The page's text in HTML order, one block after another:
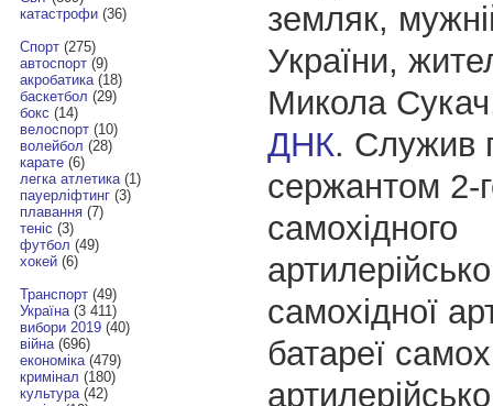
катастрофи(36)
Спорт(275)
автоспорт(9)
акробатика(18)
баскетбол (29)
бокс (14)
велоспорт(10)
волейбол (28)
карате(6)
легка атлетика(1)
пауерліфтинг(3)
плавання(7)
теніс (3)
футбол (49)
хокей(6)
Транспорт(49)
Україна(3 411)
вибори 2019(40)
війна(696)
економіка(479)
кримінал (180)
культура(42)
земляк,
України,
Микола
ДНК. Служив
сержантом 2-
самохідного
самохідної
батареї